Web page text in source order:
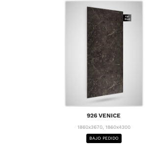
926 VENICE
1860x3670, 1860x4300
BAJO PEDIDO